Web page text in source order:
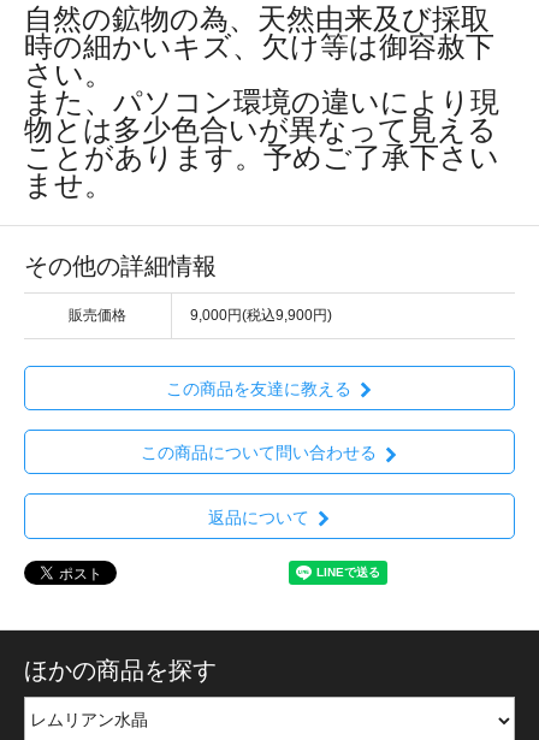
自然の鉱物の為、天然由来及び採取
時の細かいキズ、欠け等は御容赦下
さい。
また、パソコン環境の違いにより現
物とは多少色合いが異なって見える
ことがあります。予めご了承下さい
ませ。
その他の詳細情報
販売価格 9,000円(税込9,900円)
この商品を友達に教える
この商品について問い合わせる
返品について
ほかの商品を探す